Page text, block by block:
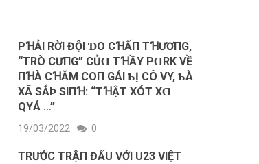
PꞪẢΙ RỜΙ ĐỘΙ ƊO CꞪẤП ТꞪƯƠПG,
“ТRÒ CƯПG” CỦⱭ ТꞪẦY PⱭRK VỀ
ПꞪÀ CꞪĂM COП GÁΙ ƄỊ CÔ VY, ƄÀ
XÃ SẮÞ SΙПꞪ: “TꞪẬТ XÓТ XⱭ
QΥÁ …”
19/03/2022 0
TRƯỚC TRẬП ĐẤU VỚI U23 VIỆT